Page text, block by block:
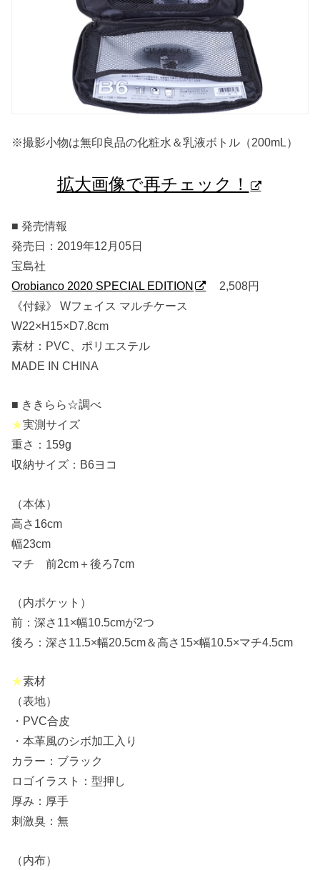
※撮影小物は無印良品の化粧水＆乳液ボトル（200mL）
拡大画像で再チェック！
■ 発売情報
発売日：2019年12月05日
宝島社
Orobianco 2020 SPECIAL EDITION
2,508円
《付録》 Wフェイス マルチケース
W22×H15×D7.8cm
素材：PVC、ポリエステル
MADE IN CHINA
■ ききらら☆調べ
★実測サイズ
重さ：159g
収納サイズ：B6ヨコ
（本体）
高さ16cm
幅23cm
マチ 前2cm＋後ろ7cm
（内ポケット）
前：深さ11×幅10.5cmが2つ
後ろ：深さ11.5×幅20.5cm＆高さ15×幅10.5×マチ4.5cm
★素材
（表地）
・PVC合皮
・本革風のシボ加工入り
カラー：ブラック
ロゴイラスト：型押し
厚み：厚手
刺激臭：無
（内布）